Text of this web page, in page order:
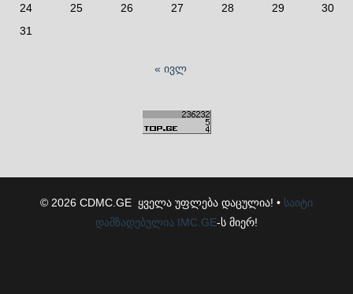
24
25 26 27 28 29
30
31
« ივლ
© 2026 CDMC.GE ყველა უფლება დაცულია! • საიტი
დამზადებულია IMC.GE-ს მიერ!